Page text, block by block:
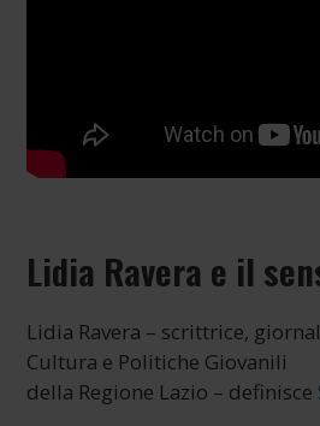
Lidia Ravera e il
Lidia Ravera – scrittrice,
Cultura e Politiche Giovanili
della Regione Lazio – definisce